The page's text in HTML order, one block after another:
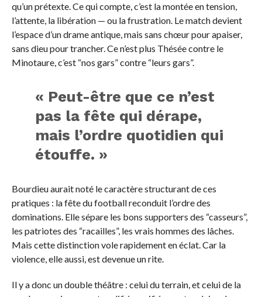
qu’un prétexte. Ce qui compte, c’est la montée en tension,
l’attente, la libération — ou la frustration. Le match devient
l’espace d’un drame antique, mais sans chœur pour apaiser,
sans dieu pour trancher. Ce n’est plus Thésée contre le
Minotaure, c’est “nos gars” contre “leurs gars”.
« Peut-être que ce n’est
pas la fête qui dérape,
mais l’ordre quotidien qui
étouffe. »
Bourdieu aurait noté le caractère structurant de ces
pratiques : la fête du football reconduit l’ordre des
dominations. Elle sépare les bons supporters des “casseurs”,
les patriotes des “racailles”, les vrais hommes des lâches.
Mais cette distinction vole rapidement en éclat. Car la
violence, elle aussi, est devenue un rite.
Il y a donc un double théâtre : celui du terrain, et celui de la